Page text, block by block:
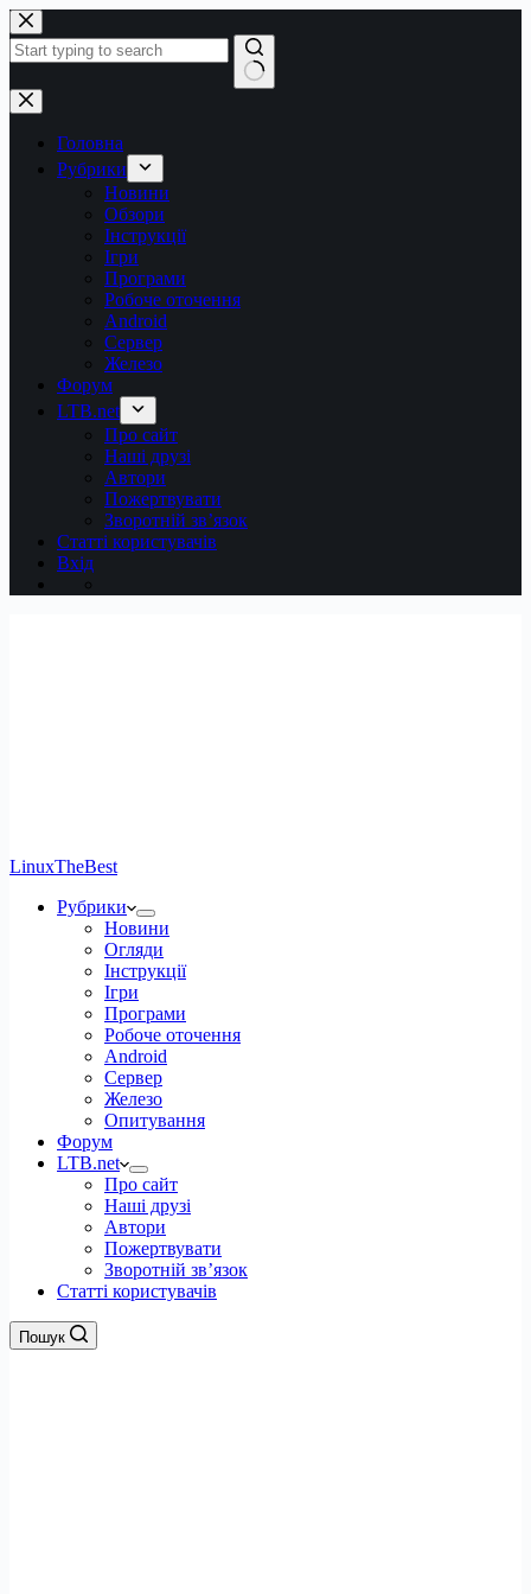
Перейти
до
вмісту
Немає
результатів
Головна
Рубрики
Новини
Обзори
Інструкції
Ігри
Програми
Робоче оточення
Android
Сервер
Железо
Форум
LTB.net
Про сайт
Наші друзі
Автори
Пожертвувати
Зворотній зв’язок
Статті користувачів
Вхід
LinuxTheBest
Рубрики
Новини
Огляди
Інструкції
Ігри
Програми
Робоче оточення
Android
Сервер
Железо
Опитування
Форум
LTB.net
Про сайт
Наші друзі
Автори
Пожертвувати
Зворотній зв’язок
Статті користувачів
Пошук